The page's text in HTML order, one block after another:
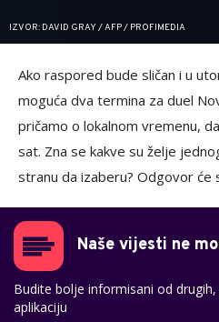
IZVOR: DAVID GRAY / AFP / PROFIMEDIA
Ako raspored bude sličan i u
moguća dva termina za duel
pričamo o lokalnom vremenu,
sat. Zna se kakve su želje
stranu da izaberu? Odgovor će
Naše vijesti ne
Budite bolje informisani od
aplikaciju